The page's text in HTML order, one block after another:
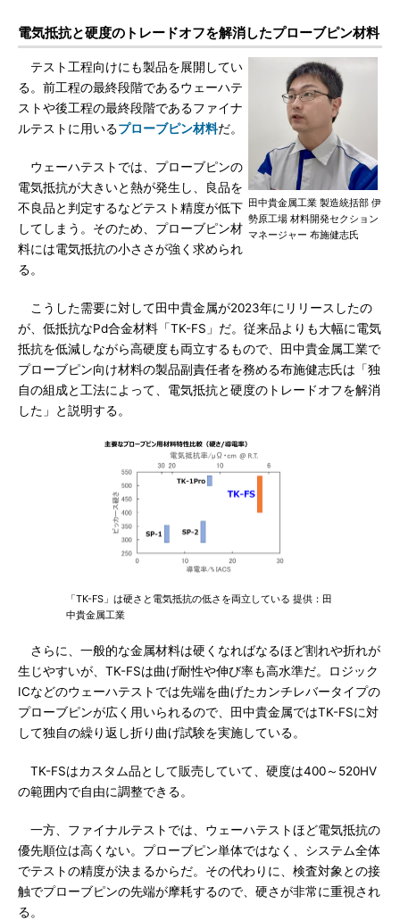
電気抵抗と硬度のトレードオフを解消したプローブピン材料
田中貴金属工業 製造統括部 伊
勢原工場 材料開発セクション
マネージャー 布施健志氏
テスト工程向けにも製品を展開してい
る。前工程の最終段階であるウェーハテ
ストや後工程の最終段階であるファイナ
ルテストに用いるプローブピン材料だ。
ウェーハテストでは、プローブピンの
電気抵抗が大きいと熱が発生し、良品を
不良品と判定するなどテスト精度が低下
してしまう。そのため、プローブピン材
料には電気抵抗の小ささが強く求められ
る。
こうした需要に対して田中貴金属が2023年にリリースしたの
が、低抵抗なPd合金材料「TK-FS」だ。従来品よりも大幅に電気
抵抗を低減しながら高硬度も両立するもので、田中貴金属工業で
プローブピン向け材料の製品副責任者を務める布施健志氏は「独
自の組成と工法によって、電気抵抗と硬度のトレードオフを解消
した」と説明する。
「TK-FS」は硬さと電気抵抗の低さを両立している 提供：田
中貴金属工業
さらに、一般的な金属材料は硬くなればなるほど割れや折れが
生じやすいが、TK-FSは曲げ耐性や伸び率も高水準だ。ロジック
ICなどのウェーハテストでは先端を曲げたカンチレバータイプの
プローブピンが広く用いられるので、田中貴金属ではTK-FSに対
して独自の繰り返し折り曲げ試験を実施している。
TK-FSはカスタム品として販売していて、硬度は400～520HV
の範囲内で自由に調整できる。
一方、ファイナルテストでは、ウェーハテストほど電気抵抗の
優先順位は高くない。プローブピン単体ではなく、システム全体
でテストの精度が決まるからだ。その代わりに、検査対象との接
触でプローブピンの先端が摩耗するので、硬さが非常に重視され
る。